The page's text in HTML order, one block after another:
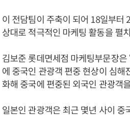
이 전담팀이 주축이 되어 18일부터
상대로 적극적인 마케팅 활동을 펼
김보준 롯데면세점 마케팅부문장
에 중국인 관광객 편중 현상이 심
화해 중국에 편중된 외국인 관광객
일본인 관광객은 최근 몇년 사이